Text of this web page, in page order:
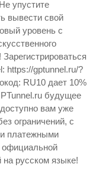
упустите
вывести свой
уровень с
Зарегистрироваться
https://gptunnel.ru/?
RU10 дает 10%
будущее
вам уже
ограничений, с
платежными
на русском языке!